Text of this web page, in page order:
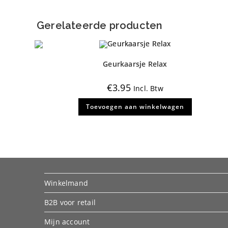
Gerelateerde producten
Geurkaarsje Relax
€3.95 Incl. Btw
Toevoegen aan winkelwagen
Winkelmand
B2B voor retail
Mijn account